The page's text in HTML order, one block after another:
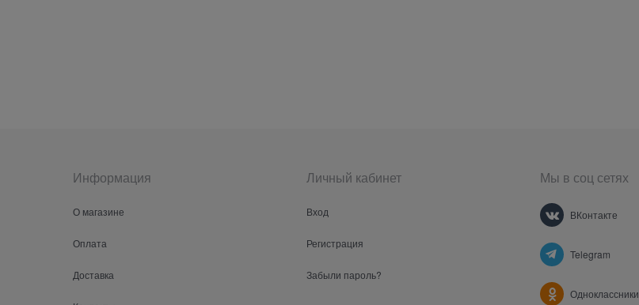
Информация
О магазине
Оплата
Доставка
Личный кабинет
Вход
Регистрация
Забыли пароль?
Мы в соц сетях
ВКонтакте
Telegram
Одноклассники